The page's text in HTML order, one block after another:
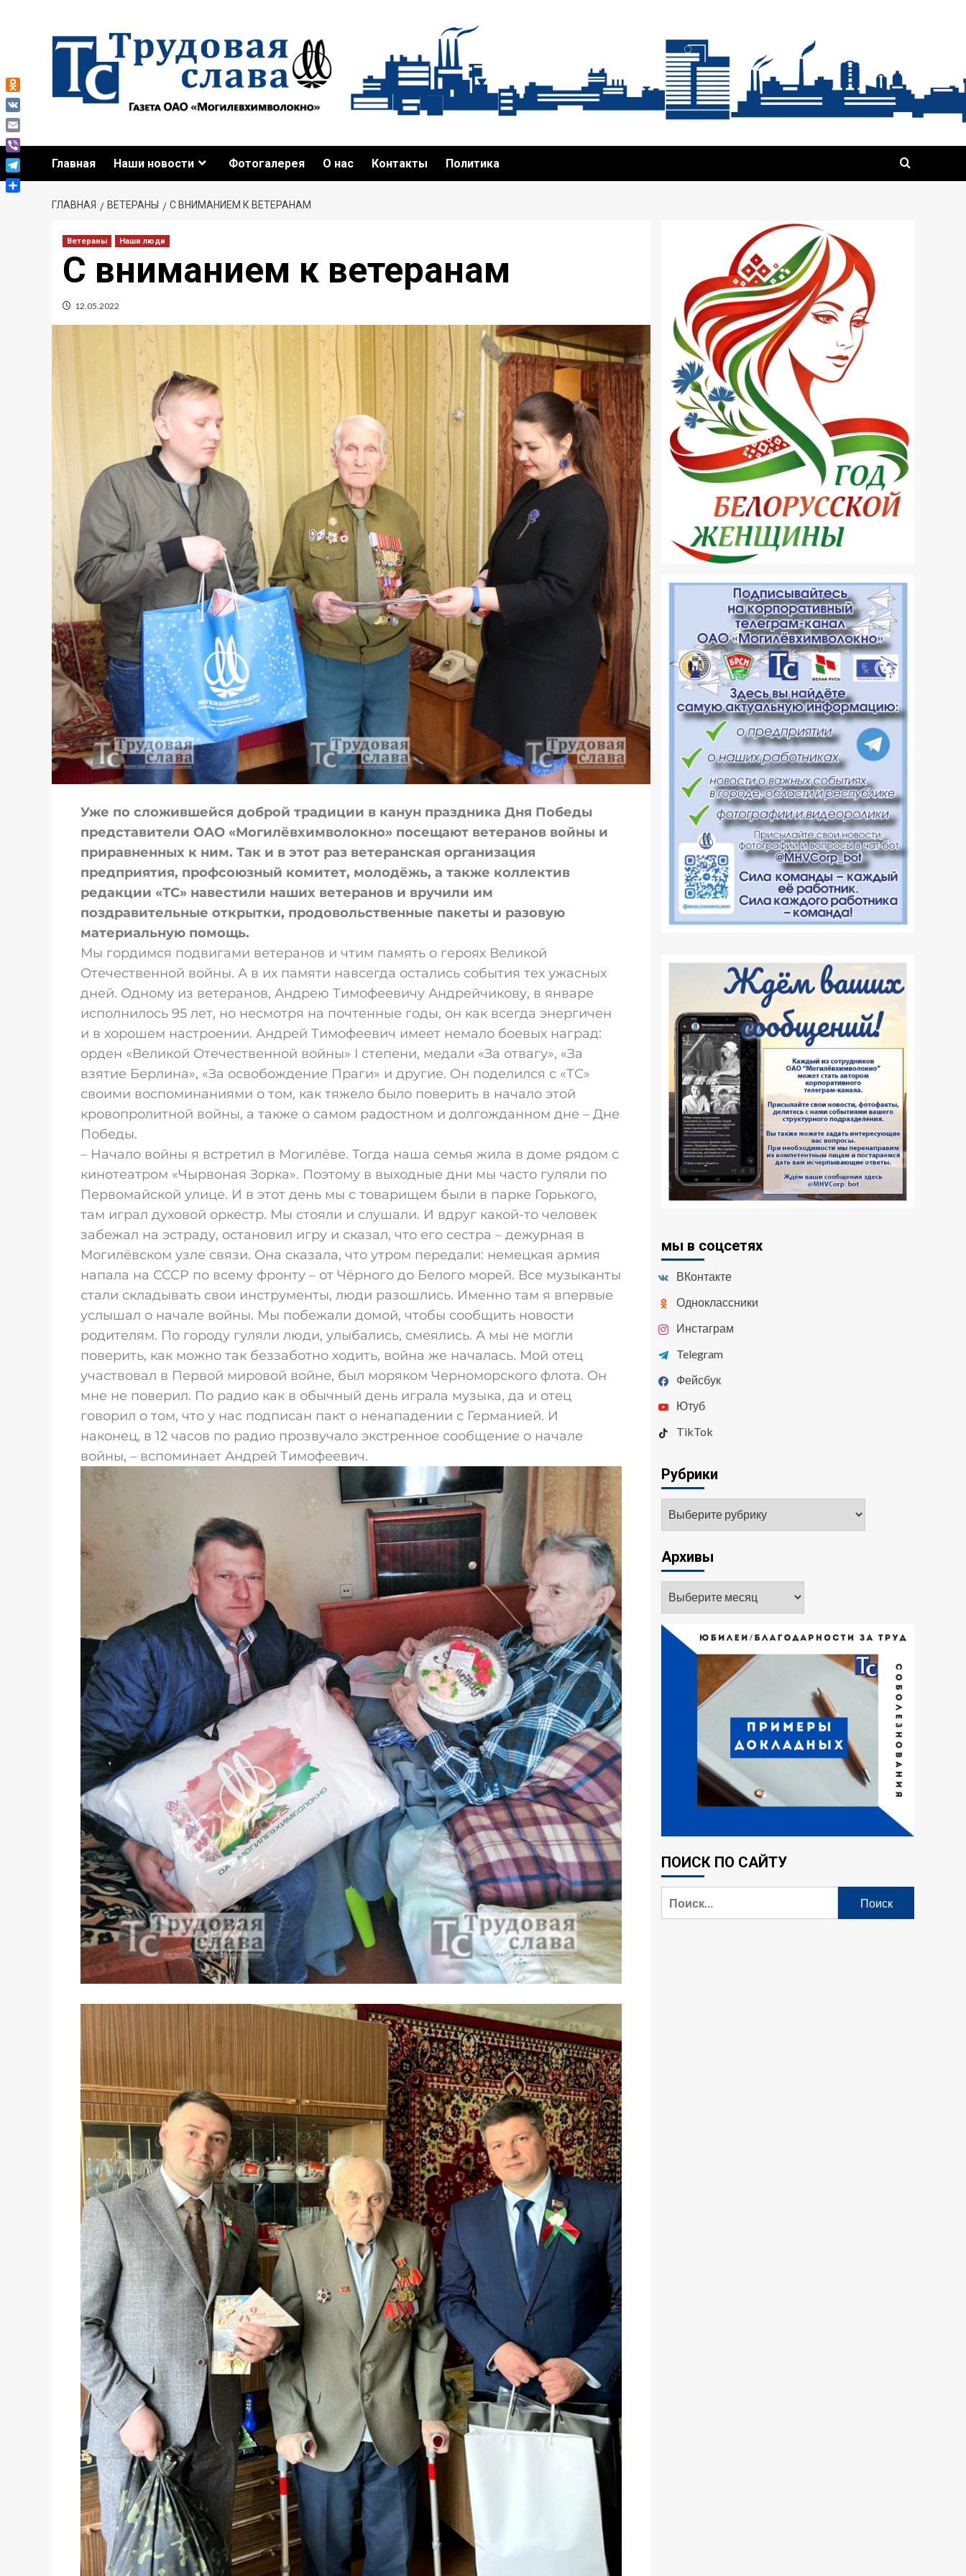
Главная Наши новости Фотогалерея О нас Контакты Политика
ГЛАВНАЯ ВЕТЕРАНЫ С ВНИМАНИЕМ К ВЕТЕРАНАМ
Ветераны Наши люди
С вниманием к ветеранам
12.05.2022
Уже по сложившейся доброй традиции в канун праздника Дня Победы
представители ОАО «Могилёвхимволокно» посещают ветеранов войны и
приравненных к ним. Так и в этот раз ветеранская организация
предприятия, профсоюзный комитет, молодёжь, а также коллектив
редакции «ТС» навестили наших ветеранов и вручили им
поздравительные открытки, продовольственные пакеты и разовую
материальную помощь.
Мы гордимся подвигами ветеранов и чтим память о героях Великой
Отечественной войны. А в их памяти навсегда остались события тех ужасных
дней. Одному из ветеранов, Андрею Тимофеевичу Андрейчикову, в январе
исполнилось 95 лет, но несмотря на почтенные годы, он как всегда энергичен
и в хорошем настроении. Андрей Тимофеевич имеет немало боевых наград:
орден «Великой Отечественной войны» I степени, медали «За отвагу», «За
взятие Берлина», «За освобождение Праги» и другие. Он поделился с «ТС»
своими воспоминаниями о том, как тяжело было поверить в начало этой
кровопролитной войны, а также о самом радостном и долгожданном дне – Дне
Победы.
– Начало войны я встретил в Могилёве. Тогда наша семья жила в доме рядом с
кинотеатром «Чырвоная Зорка». Поэтому в выходные дни мы часто гуляли по
Первомайской улице. И в этот день мы с товарищем были в парке Горького,
там играл духовой оркестр. Мы стояли и слушали. И вдруг какой-то человек
забежал на эстраду, остановил игру и сказал, что его сестра – дежурная в
Могилёвском узле связи. Она сказала, что утром передали: немецкая армия
напала на СССР по всему фронту – от Чёрного до Белого морей. Все музыканты
стали складывать свои инструменты, люди разошлись. Именно там я впервые
услышал о начале войны. Мы побежали домой, чтобы сообщить новости
родителям. По городу гуляли люди, улыбались, смеялись. А мы не могли
поверить, как можно так беззаботно ходить, война же началась. Мой отец
участвовал в Первой мировой войне, был моряком Черноморского флота. Он
мне не поверил. По радио как в обычный день играла музыка, да и отец
говорил о том, что у нас подписан пакт о ненападении с Германией. И
наконец, в 12 часов по радио прозвучало экстренное сообщение о начале
войны, – вспоминает Андрей Тимофеевич.
мы в соцсетях
ВКонтакте
Одноклассники
Инстаграм
Telegram
Фейсбук
Ютуб
TikTok
Рубрики
Архивы
ПОИСК ПО САЙТУ
Odnoklassniki
VK
Email
Viber
Telegram
Отправить